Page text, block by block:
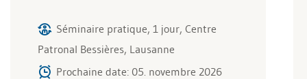
Séminaire pratique, 1 jour, Centre
Patronal Bessières, Lausanne
Prochaine date: 05. novembre 2026